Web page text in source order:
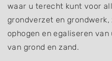
waar u terecht kunt voor
grondverzet en
ophogen en egaliseren
van grond en zand.